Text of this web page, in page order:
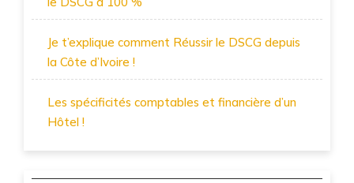
Je t’explique comment Réussir le DSCG depuis
la Côte d’Ivoire !
Les spécificités comptables et financière d’un
Hôtel !